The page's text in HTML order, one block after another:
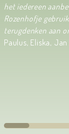
het iedereen
Rozenhofje
terugdenken aan
Paulus, Eliska,